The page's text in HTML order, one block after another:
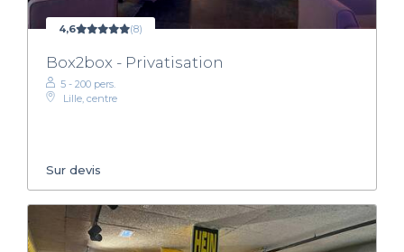
4,6 (8)
Box2box - Privatisation
5 - 200 pers.
Lille, centre
Sur devis